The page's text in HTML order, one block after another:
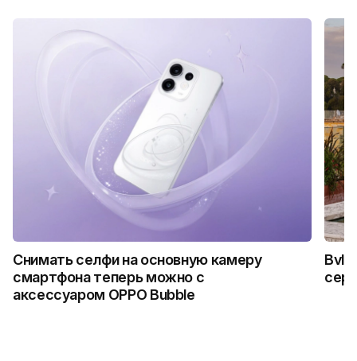
Снимать селфи на основную камеру
смартфона теперь можно с
аксессуаром OPPO Bubble